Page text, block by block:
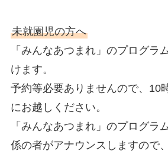
未就園児の方へ
「みんなあつまれ」のプログラ
けます。
予約等必要ありませんので、10
にお越しください。
「みんなあつまれ」のプログラ
係の者がアナウンスしますので